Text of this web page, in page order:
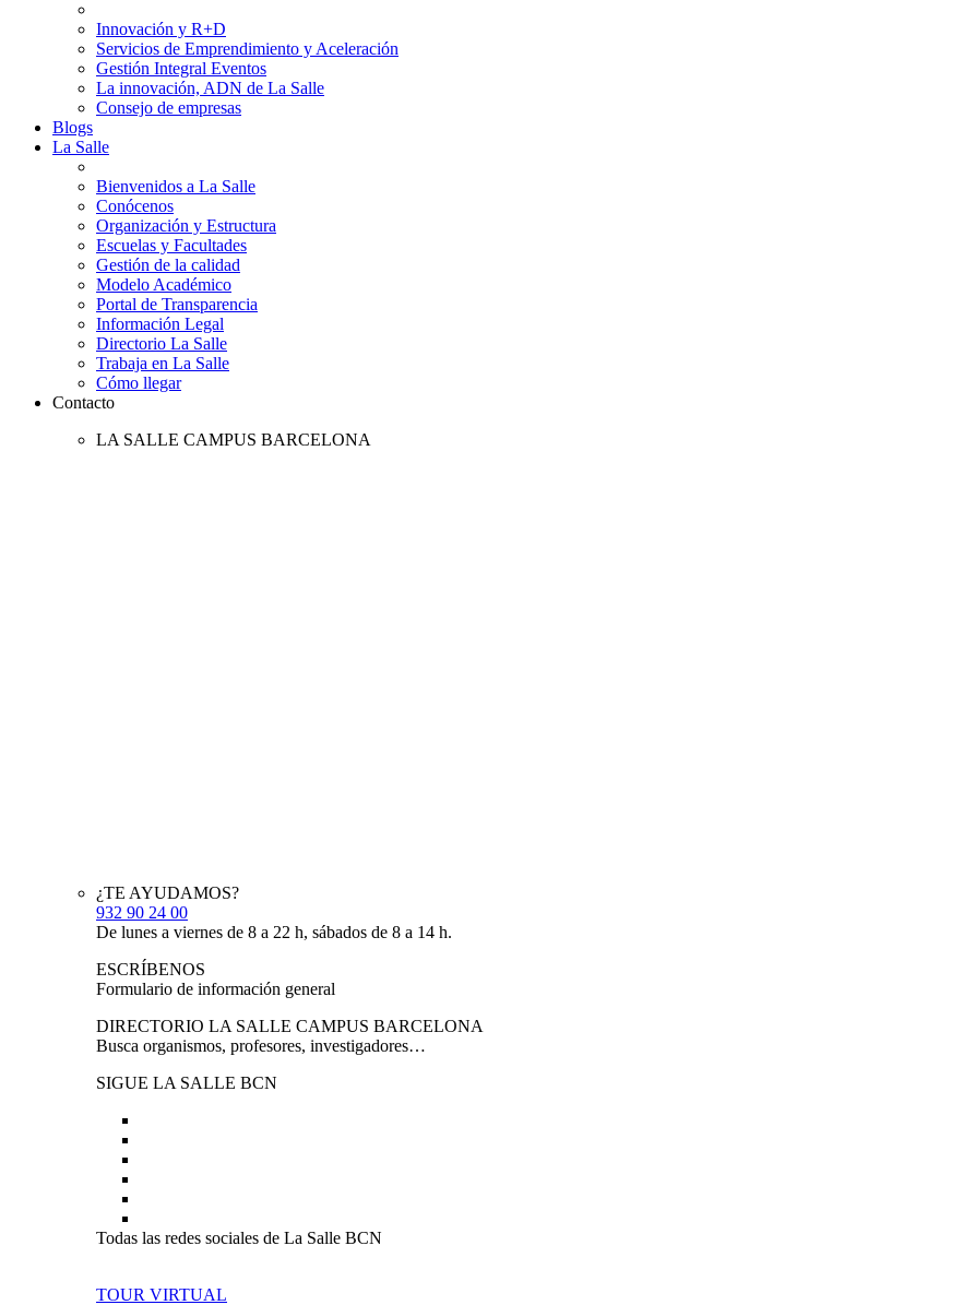
Innovación y R+D
Servicios de Emprendimiento y Aceleración
Gestión Integral Eventos
La innovación, ADN de La Salle
Consejo de empresas
Blogs
La Salle
Bienvenidos a La Salle
Conócenos
Organización y Estructura
Escuelas y Facultades
Gestión de la calidad
Modelo Académico
Portal de Transparencia
Información Legal
Directorio La Salle
Trabaja en La Salle
Cómo llegar
Contacto
LA SALLE CAMPUS BARCELONA
¿TE AYUDAMOS?
932 90 24 00
De lunes a viernes de 8 a 22 h, sábados de 8 a 14 h.
ESCRÍBENOS
Formulario de información general
DIRECTORIO LA SALLE CAMPUS BARCELONA
Busca organismos, profesores, investigadores…
SIGUE LA SALLE BCN
Todas las redes sociales de La Salle BCN
TOUR VIRTUAL